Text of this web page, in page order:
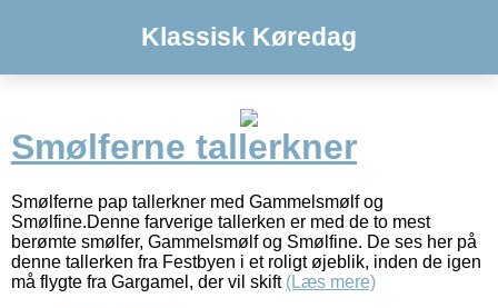
Klassisk Køredag
Smølferne tallerkner
Smølferne pap tallerkner med Gammelsmølf og
Smølfine.Denne farverige tallerken er med de to mest
berømte smølfer, Gammelsmølf og Smølfine. De ses her på
denne tallerken fra Festbyen i et roligt øjeblik, inden de igen
må flygte fra Gargamel, der vil skift (Læs mere)